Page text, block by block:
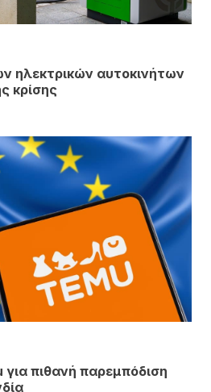
ηλεκτρικών αυτοκινήτων
κρίσης
για πιθανή παρεμπόδιση